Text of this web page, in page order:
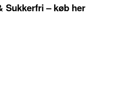
Sukkerfri – køb her